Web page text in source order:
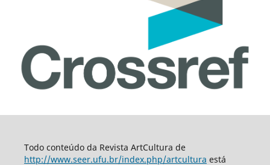
Todo conteúdo da Revista ArtCultura de
http://www.seer.ufu.br/index.php/artcultura está